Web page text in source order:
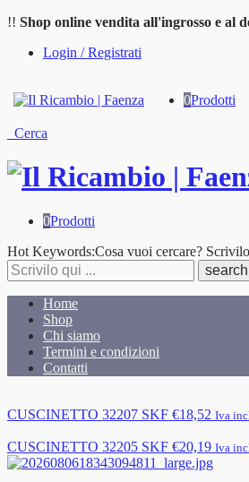
!! Shop online vendita all'ingrosso e al
Login / Registrati
0Prodotti
Cerca
0Prodotti
Cosa
stai
cercando?
Hot Keywords:Cosa vuoi cercare?
Home
Shop
Chi siamo
Termini e condizioni
Contatti
CUSCINETTO 32207 SKF €18,52 Iva
CUSCINETTO 32205 SKF €20,19 Iva